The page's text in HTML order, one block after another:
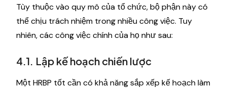
Tùy thuộc vào quy mô của tổ chức, bộ phận này có
thể chịu trách nhiệm trong nhiều công việc. Tuy
nhiên, các công việc chính của họ như sau:
4.1. Lập kế hoạch chiến lược
Một HRBP tốt cần có khả năng sắp xếp kế hoạch làm